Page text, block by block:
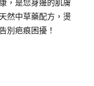
，是您身邊的肌膚
然中草藥配方，燙
別疤痕困擾！